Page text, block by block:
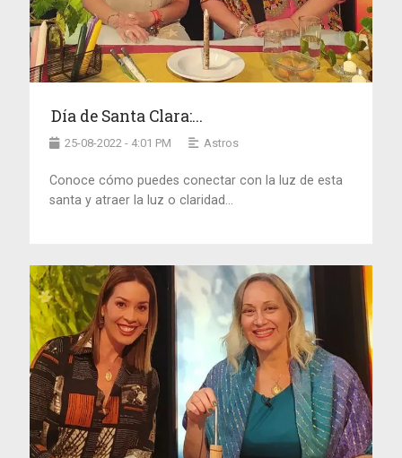
Día de Santa Clara:...
25-08-2022 - 4:01 PM Astros
Conoce cómo puedes conectar con la luz de esta
santa y atraer la luz o claridad...